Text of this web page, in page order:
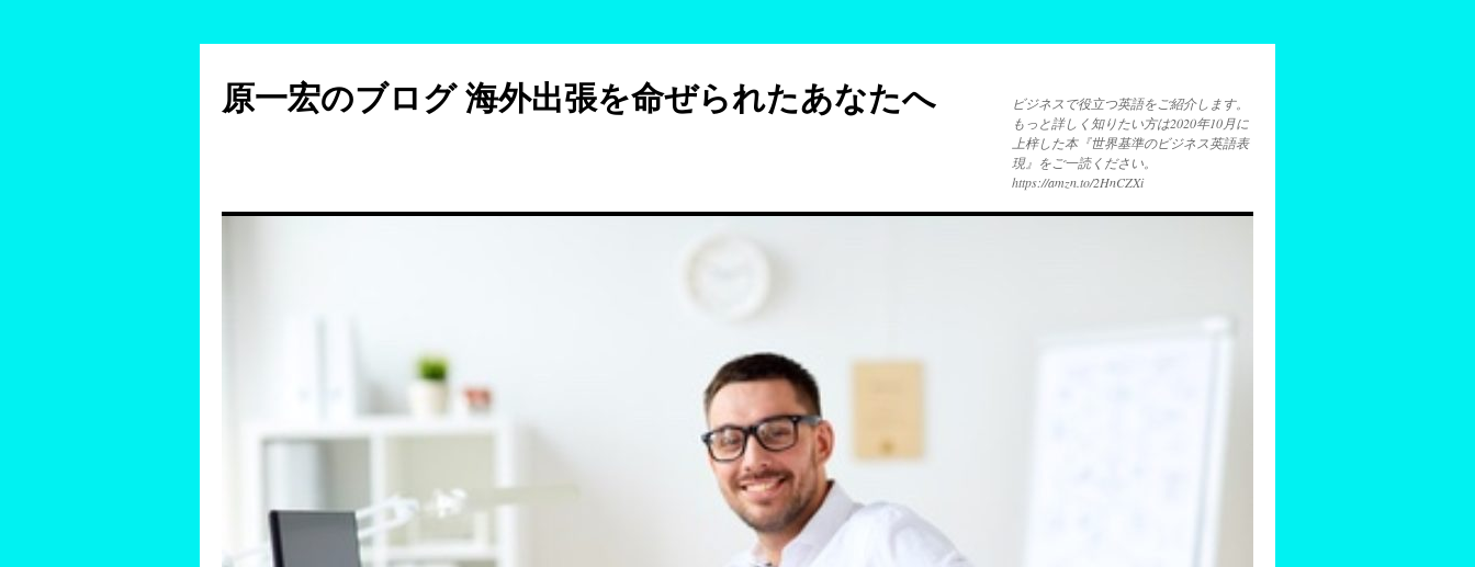
テ
ン
ッ
原一宏のブログ 海外出張を命ぜられたあなたへ
ビジネスで役立つ英語をご紹介します。
もっと詳しく知りたい方は2020年10月に
上梓した本『世界基準のビジネス英語表
現』をご一読ください。
https://amzn.to/2HnCZXi